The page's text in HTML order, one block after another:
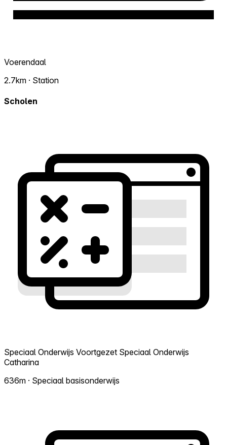
Voerendaal
2.7km · Station
Scholen
Speciaal Onderwijs Voortgezet Speciaal Onderwijs
Catharina
636m · Speciaal basisonderwijs